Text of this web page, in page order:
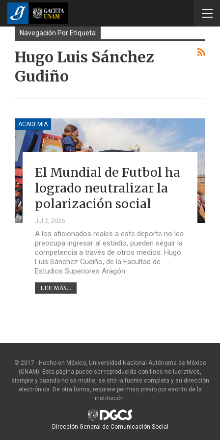
Navegación Por Etiqueta
Hugo Luis Sánchez
Gudiño
ACADEMIA
El Mundial de Futbol ha
logrado neutralizar la
polarización social
Jul 2, 2026
A los aficionados reales a este deporte no les
preocupa ingresar al estadio, pueden seguir la
competencia a través de otros medios: Hugo
Luis Sánchez Gudiño, de la Facultad de
Estudios Superiores Aragón
LEE MÁS...
© 2017 - Hecho en México, Universidad Nacional Autónoma de México
(UNAM). Esta página puede ser reproducida con fines no lucrativos,
siempre y cuando no se mutile, se cite la fuente completa y su dirección
electrónica. De otra forma, requiere permiso previo por escrito de la
institución.
Dirección General de Comunicación Social